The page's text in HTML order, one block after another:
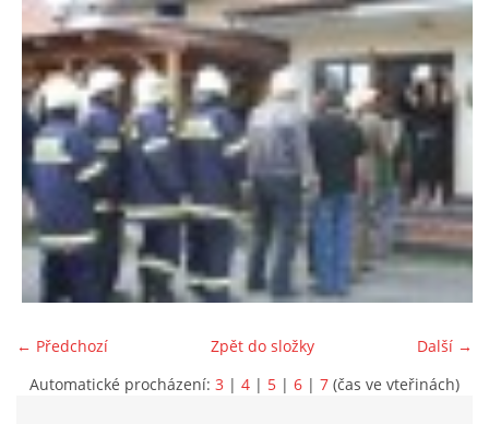
← Předchozí Další →
Zpět do složky
Automatické procházení: 3 | 4 | 5 | 6 | 7 (čas ve vteřinách)